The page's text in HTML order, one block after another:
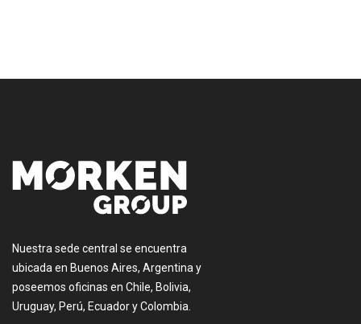
Nuestra sede central se encuentra
ubicada en Buenos Aires, Argentina y
poseemos oficinas en Chile, Bolivia,
Uruguay, Perú, Ecuador y Colombia.